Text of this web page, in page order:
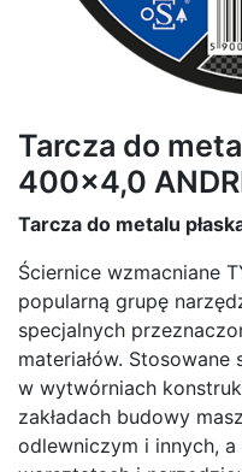
Tarcza do
400x4,0
Tarcza do metalu
Ściernice wzmacniane
popularną grupę
specjalnych
materiałów.
w wytwórniach
zakładach budowy
odlewniczym i innych,